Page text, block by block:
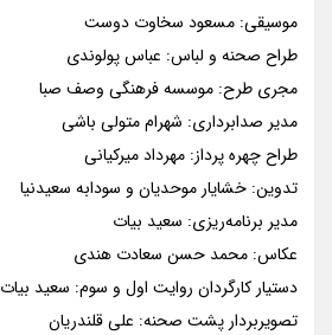
موسیقی: مسعود سخاوت دوست
طراح صحنه و لباس: عباس پولوندی
مجری طرح: موسسه فرهنگی وصف صبا
مدیر صدابرداری: شهرام متولی باشی
طراح چهره پرداز: مهرداد میرکیانی
تدوین: خشایار موحدیان و سودابه سعیدنیا
مدیر برنامه‌ریزی: سعید بیات
عکاس: محمد حسن سعادت هندی
دستیار کارگردان روایت اول و سوم: سعید بیات
تصویربردار پشت صحنه: علی قلندریان